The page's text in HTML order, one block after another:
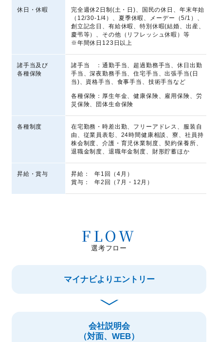
休日・休暇
完全週休2日制(土・日)、国民の休日、年末年始
（12/30-1/4）、夏季休暇、メーデー（5/1）、
創立記念日、有給休暇、特別休暇(結婚、出産、
慶弔等）、その他（リフレッシュ休暇）等
※年間休日123日以上
諸手当及び
各種保険
諸手当 ：通勤手当、超過勤務手当、休日出勤
手当、深夜勤務手当、住宅手当、出張手当(日
当)、資格手当、食事手当、技術手当など
各種保険： 厚生年金、健康保険、雇用保険、労
災保険、団体生命保険
各種制度
在宅勤務・時差出勤、フリーアドレス、服装自
由、従業員表彰、24時間健康相談、寮、社員持
株会制度、介護・育児休業制度、契約保養所、
退職金制度、退職年金制度、財形貯蓄ほか
昇給・賞与 昇給：
年1回（4月）
賞与：
年2回（7月・12月）
FLOW
選考フロー
マイナビよりエントリー
会社説明会
（対面、WEB）